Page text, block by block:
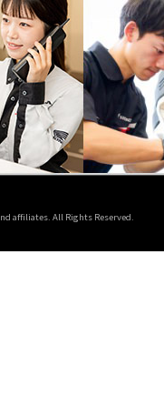
affiliates. All Rights Reserved.